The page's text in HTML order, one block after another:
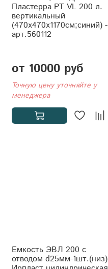
Пластерра PT VL 200 л.
вертикальный
(470x470x1170см;синий) -
арт.560112
от 10000 руб
Точную цену уточняйте у
менеджера
Емкость ЭВЛ 200 с
отводом d25мм-1шт.(низ)